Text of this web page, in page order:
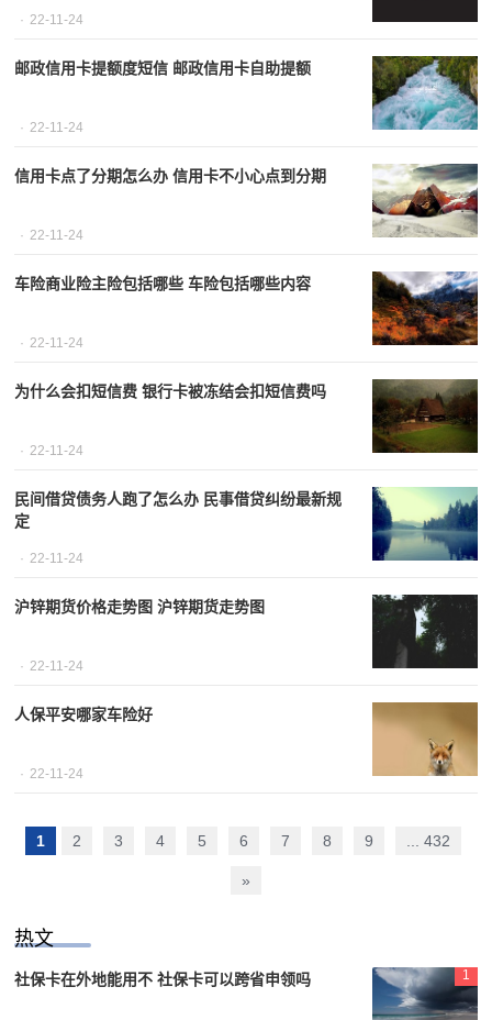
22-11-24
邮政信用卡提额度短信 邮政信用卡自助提额
22-11-24
信用卡点了分期怎么办 信用卡不小心点到分期
22-11-24
车险商业险主险包括哪些 车险包括哪些内容
22-11-24
为什么会扣短信费 银行卡被冻结会扣短信费吗
22-11-24
民间借贷债务人跑了怎么办 民事借贷纠纷最新规
定
22-11-24
沪锌期货价格走势图 沪锌期货走势图
22-11-24
人保平安哪家车险好
22-11-24
1 2 3 4 5 6 7 8 9 ... 432
»
热文
1
社保卡在外地能用不 社保卡可以跨省申领吗